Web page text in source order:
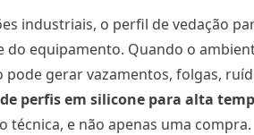
industriais, o perfil de vedação
do equipamento. Quando o
pode gerar vazamentos, folgas,
perfis em silicone para alta
técnica, e não apenas uma compra.